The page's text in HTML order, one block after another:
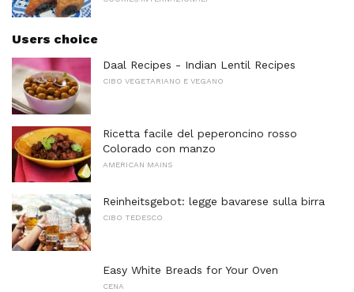
Users choice
Daal Recipes - Indian Lentil Recipes
CIBO VEGETARIANO E VEGANO
Ricetta facile del peperoncino rosso
Colorado con manzo
AMERICAN MAINS
Reinheitsgebot: legge bavarese sulla birra
CIBO TEDESCO
Easy White Breads for Your Oven
CENA